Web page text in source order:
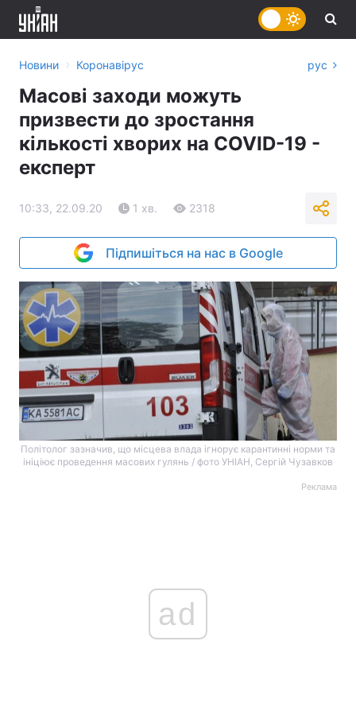
Новини › Коронавірус рус
Масові заходи можуть
призвести до зростання
кількості хворих на COVID-19 -
експерт
10:33, 22.09.20 1 хв. 2318
Підпишіться на нас в Google
Політолог зазначив, що місцева влада ігнорує карантинні норми та
ініціює проведення масових гулянь / фото УНІАН, Сергій Чузавков
Реклама
ad